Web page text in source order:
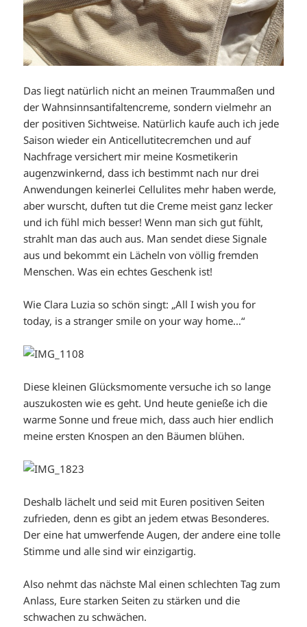
Das liegt natürlich nicht an meinen Traummaßen und
der Wahnsinnsantifaltencreme, sondern vielmehr an
der positiven Sichtweise. Natürlich kaufe auch ich jede
Saison wieder ein Anticellutitecremchen und auf
Nachfrage versichert mir meine Kosmetikerin
augenzwinkernd, dass ich bestimmt nach nur drei
Anwendungen keinerlei Cellulites mehr haben werde,
aber wurscht, duften tut die Creme meist ganz lecker
und ich fühl mich besser! Wenn man sich gut fühlt,
strahlt man das auch aus. Man sendet diese Signale
aus und bekommt ein Lächeln von völlig fremden
Menschen. Was ein echtes Geschenk ist!
Wie Clara Luzia so schön singt: „All I wish you for
today, is a stranger smile on your way home…“
Diese kleinen Glücksmomente versuche ich so lange
auszukosten wie es geht. Und heute genieße ich die
warme Sonne und freue mich, dass auch hier endlich
meine ersten Knospen an den Bäumen blühen.
Deshalb lächelt und seid mit Euren positiven Seiten
zufrieden, denn es gibt an jedem etwas Besonderes.
Der eine hat umwerfende Augen, der andere eine tolle
Stimme und alle sind wir einzigartig.
Also nehmt das nächste Mal einen schlechten Tag zum
Anlass, Eure starken Seiten zu stärken und die
schwachen zu schwächen.